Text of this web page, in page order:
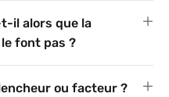
il alors que la
font pas ?
ou facteur ?